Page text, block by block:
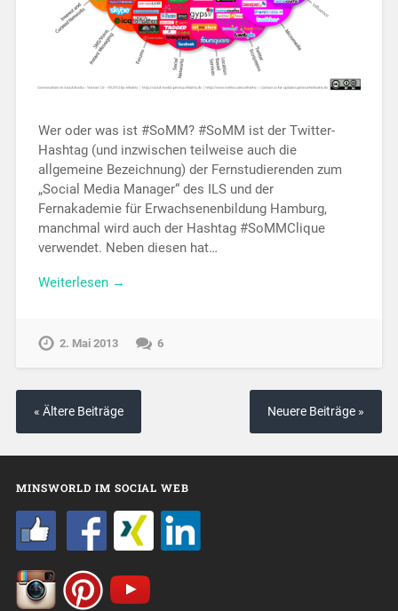
Wer oder was ist #SoMM? #SoMM ist der Twitter-
Hashtag (und inzwischen teilweise auch die
allgemeine Bezeichnung) der Fernstudierenden zum
„Social Media Manager“ des ILS und der
Fernakademie für Erwachsenenbildung Hamburg,
manchmal wird auch der Hashtag #SoMMClique
verwendet. Neben diesen hat…
Weiterlesen →
2. Mai 2013 6
« Ältere Beiträge Neuere Beiträge »
MINSWORLD IM SOCIAL WEB